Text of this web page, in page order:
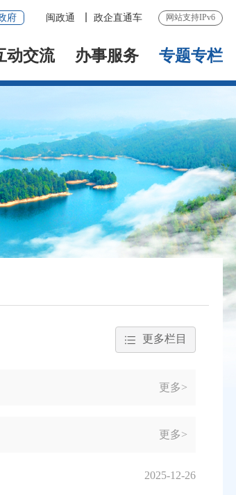
府 闽政通 政企直通车 网站支持IPv6
动交流 办事服务 专题专栏
更多栏目
更多>
更多>
2025-12-26